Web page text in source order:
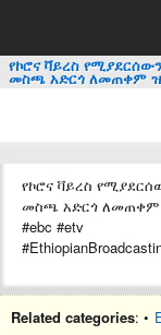
የኮሮና ቫይረስ
መስጫ አድርጎ ለመጠቀም
የኮሮና ቫይረስ
መስጫ አድርጎ ለመጠቀም
#ebc #etv
Related categories: •